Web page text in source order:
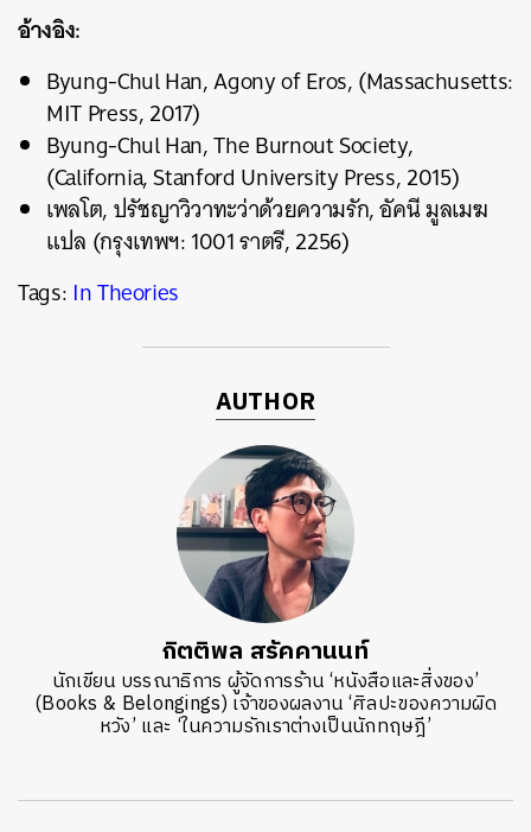
อ้างอิง:
Byung-Chul Han, Agony of Eros, (Massachusetts:
MIT Press, 2017)
Byung-Chul Han, The Burnout Society,
(California, Stanford University Press, 2015)
เพลโต, ปรัชญาวิวาทะว่าด้วยความรัก, อัคนี มูลเมฆ
แปล (กรุงเทพฯ: 1001 ราตรี, 2256)
Tags: In Theories
AUTHOR
กิตติพล สรัคคานนท์
นักเขียน บรรณาธิการ ผู้จัดการร้าน ‘หนังสือและสิ่งของ’
(Books & Belongings) เจ้าของผลงาน ‘ศิลปะของความผิด
หวัง’ และ ‘ในความรักเราต่างเป็นนักทฤษฎี’